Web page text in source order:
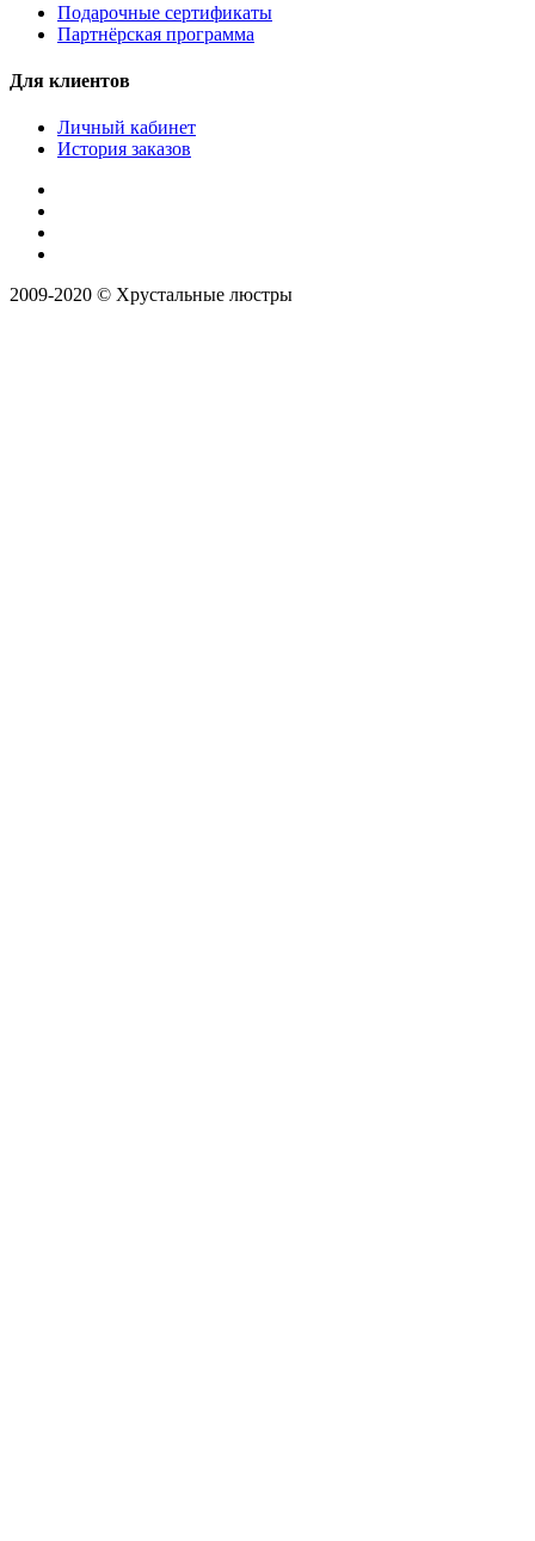
Подарочные сертификаты
Партнёрская программа
Для клиентов
Личный кабинет
История заказов
2009-2020 © Хрустальные люстры